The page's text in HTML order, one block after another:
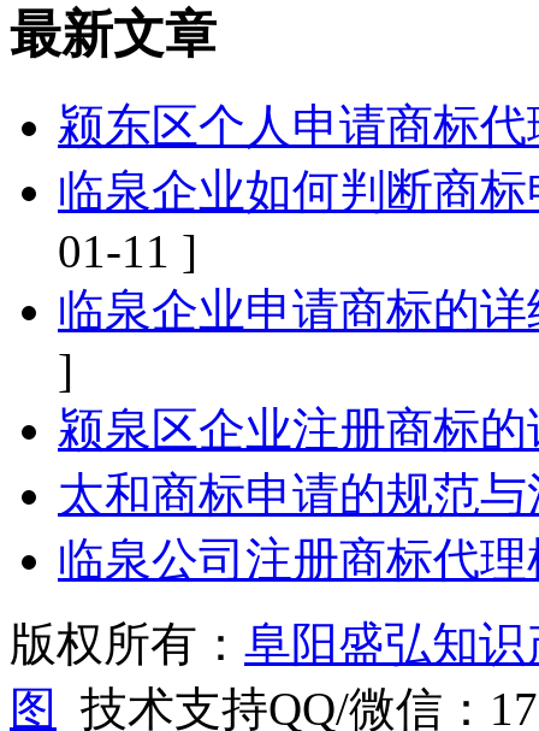
最新文章
颍东区个人申请商标
临泉企业如何判断商
01-11 ]
临泉企业申请商标的
]
颍泉区企业注册商标
太和商标申请的规范
临泉公司注册商标代
版权所有： 阜阳盛弘知
图
技术支持QQ/微信：